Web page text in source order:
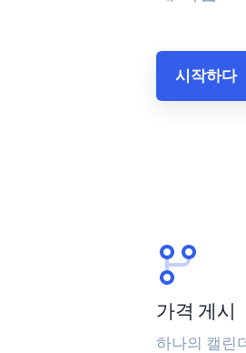
시작하다
가격 게시
하나의 캘린